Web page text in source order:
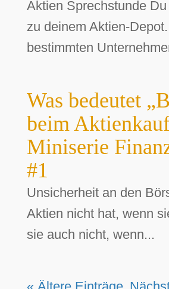
Aktien Sprechstunde
zu deinem Aktien-
bestimmten
Was bedeutet
beim
Miniserie
#1
Unsicherheit an den
Aktien nicht hat, wenn
sie auch nicht, wenn...